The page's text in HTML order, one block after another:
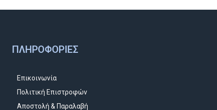
ΠΛΗΡΟΦΟΡΊΕΣ
Επικοινωνία
Πολιτική Επιστροφών
Αποστολή & Παραλαβή